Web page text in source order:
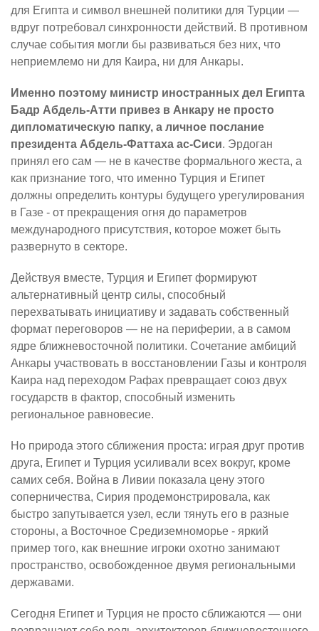
для Египта и символ внешней политики для Турции —
вдруг потребовал синхронности действий. В противном
случае события могли бы развиваться без них, что
неприемлемо ни для Каира, ни для Анкары.
Именно поэтому министр иностранных дел Египта
Бадр Абдель-Атти привез в Анкару не просто
дипломатическую папку, а личное послание
президента Абдель-Фаттаха ас-Сиси. Эрдоган
принял его сам — не в качестве формального жеста, а
как признание того, что именно Турция и Египет
должны определить контуры будущего урегулирования
в Газе - от прекращения огня до параметров
международного присутствия, которое может быть
развернуто в секторе.
Действуя вместе, Турция и Египет формируют
альтернативный центр силы, способный
перехватывать инициативу и задавать собственный
формат переговоров — не на периферии, а в самом
ядре ближневосточной политики. Сочетание амбиций
Анкары участвовать в восстановлении Газы и контроля
Каира над переходом Рафах превращает союз двух
государств в фактор, способный изменить
региональное равновесие.
Но природа этого сближения проста: играя друг против
друга, Египет и Турция усиливали всех вокруг, кроме
самих себя. Война в Ливии показала цену этого
соперничества, Сирия продемонстрировала, как
быстро запутывается узел, если тянуть его в разные
стороны, а Восточное Средиземноморье - яркий
пример того, как внешние игроки охотно занимают
пространство, освобожденное двумя региональными
державами.
Сегодня Египет и Турция не просто сближаются — они